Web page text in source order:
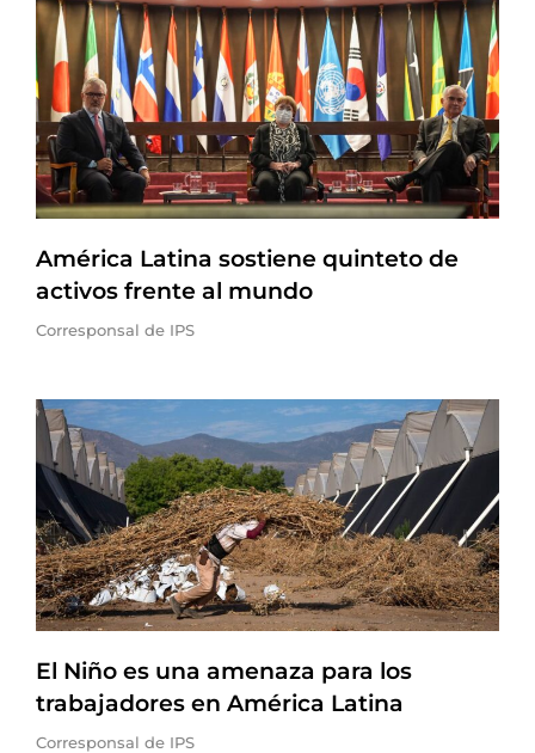
América Latina sostiene quinteto de
activos frente al mundo
Corresponsal de IPS
El Niño es una amenaza para los
trabajadores en América Latina
Corresponsal de IPS